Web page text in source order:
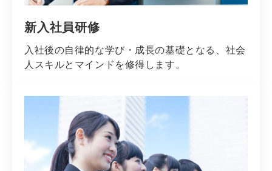
新入社員研修
入社後の自律的な学び・成長の基礎となる、社会
人スキルとマインドを修得します。